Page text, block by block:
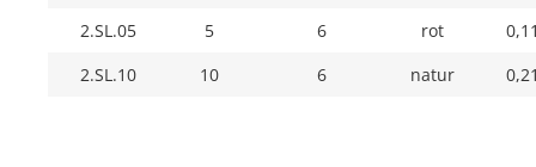
2.SL.05
5 6 rot
2.SL.10
10 6 natur